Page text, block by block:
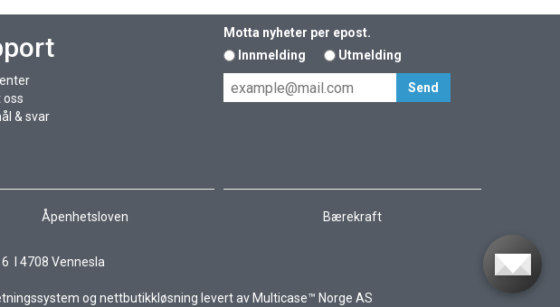
oss
& svar
Motta nyheter per epost.
Innmelding
Utmelding
Åpenhetsloven Bærekraft
I 4708 Vennesla
ognettbutikkløsning levert av Multicase™ Norge AS